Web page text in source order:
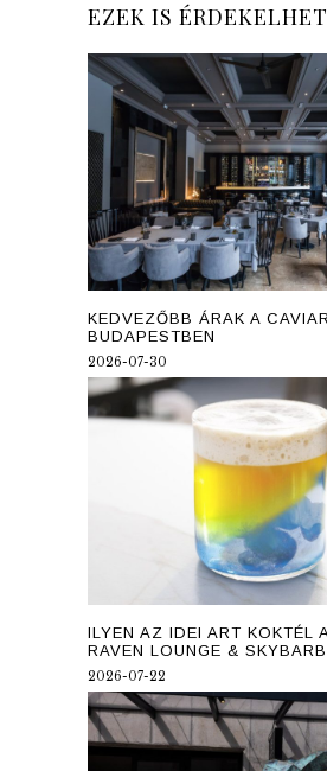
EZEK IS
KEDVEZŐBB ÁRAK A
BUDAPESTBEN
2026-07-30
ILYEN AZ IDEI ART KOKTÉL
RAVEN LOUNGE &
2026-07-22